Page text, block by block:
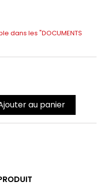
dans les "DOCUMENTS
au panier